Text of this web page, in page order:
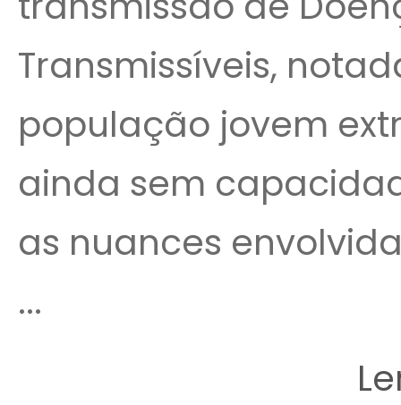
Transmissíveis,
população jovem
ainda sem
as nuances
...